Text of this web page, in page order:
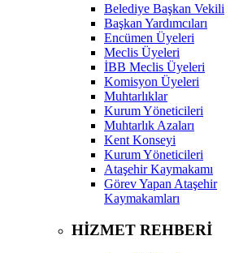
Belediye Başkan Vekili
Başkan Yardımcıları
Encümen Üyeleri
Meclis Üyeleri
İBB Meclis Üyeleri
Komisyon Üyeleri
Muhtarlıklar
Kurum Yöneticileri
Muhtarlık Azaları
Kent Konseyi
Kurum Yöneticileri
Ataşehir Kaymakamı
Görev Yapan Ataşehir
Kaymakamları
HİZMET REHBERİ